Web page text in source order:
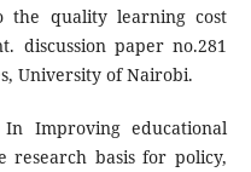
the quality learning cost
discussion paper no.281
University of Nairobi.
In Improving educational
research basis for policy,